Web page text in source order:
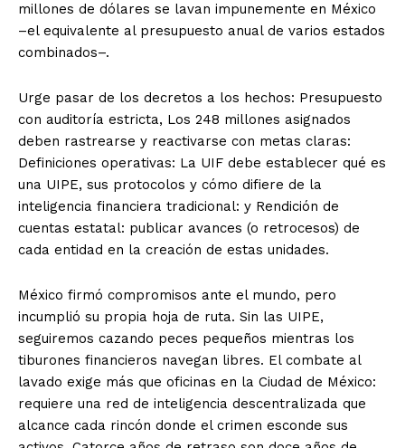
millones de dólares se lavan impunemente en México
–el equivalente al presupuesto anual de varios estados
combinados–.
Urge pasar de los decretos a los hechos: Presupuesto
con auditoría estricta, Los 248 millones asignados
deben rastrearse y reactivarse con metas claras:
Definiciones operativas: La UIF debe establecer qué es
una UIPE, sus protocolos y cómo difiere de la
inteligencia financiera tradicional: y Rendición de
cuentas estatal: publicar avances (o retrocesos) de
cada entidad en la creación de estas unidades.
México firmó compromisos ante el mundo, pero
incumplió su propia hoja de ruta. Sin las UIPE,
seguiremos cazando peces pequeños mientras los
tiburones financieros navegan libres. El combate al
lavado exige más que oficinas en la Ciudad de México:
requiere una red de inteligencia descentralizada que
alcance cada rincón donde el crimen esconde sus